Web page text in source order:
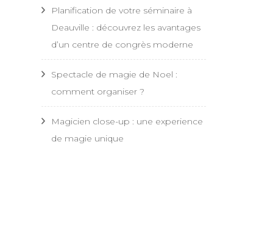
Planification de votre séminaire à
Deauville : découvrez les avantages
d’un centre de congrès moderne
Spectacle de magie de Noel :
comment organiser ?
Magicien close-up : une experience
de magie unique